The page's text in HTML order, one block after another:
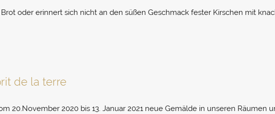
oder erinnert sich nicht an den süßen Geschmack fester Kirschen mit
de la terre
20.November 2020 bis 13. Januar 2021 neue Gemälde in unseren Räumen